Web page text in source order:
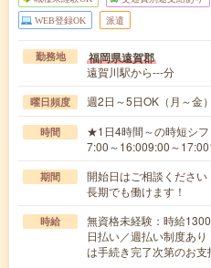
WEB登録OK 派遣
勤務地 福岡県遠賀郡
遠賀川駅から---分
曜日頻度 週2日～5日OK（月～
時間
★1日4時間～の時短シ
7:00～16:009:00～
期間
開始日はご相談くださ
長期でも働けます！
時給
無資格未経験：時給
日払い／週払い制度あ
は手続き完了次第のお支